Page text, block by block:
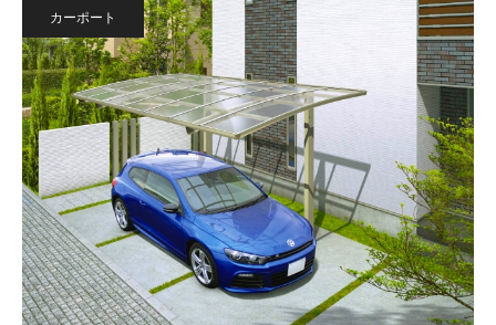
カーポート